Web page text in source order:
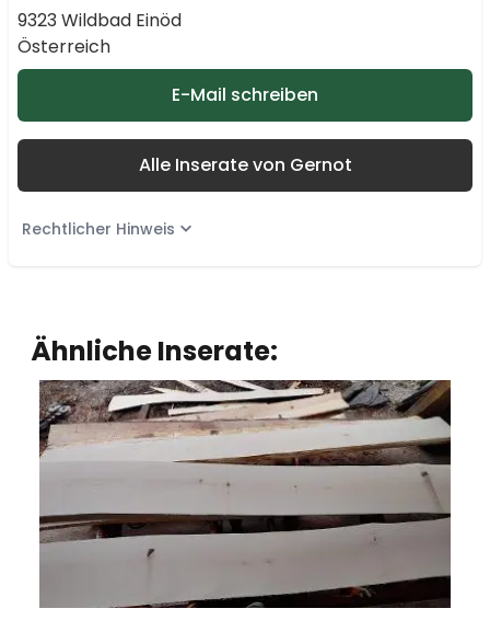
9323 Wildbad Einöd
Österreich
E-Mail schreiben
Alle Inserate von Gernot
Rechtlicher Hinweis
Ähnliche Inserate: